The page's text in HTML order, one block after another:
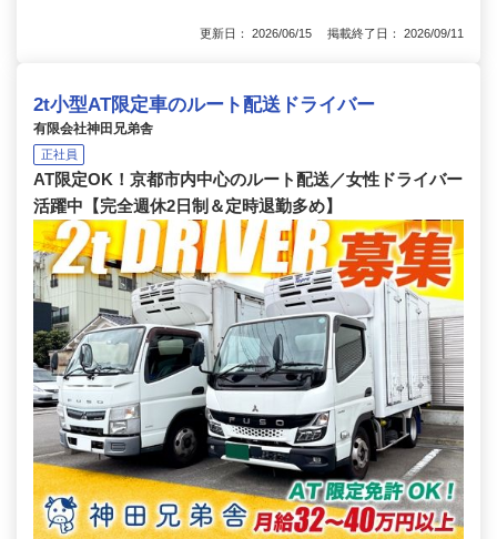
更新日： 2026/06/15 掲載終了日： 2026/09/11
2t小型AT限定車のルート配送ドライバー
有限会社神田兄弟舎
正社員
AT限定OK！京都市内中心のルート配送／女性ドライバー
活躍中【完全週休2日制＆定時退勤多め】